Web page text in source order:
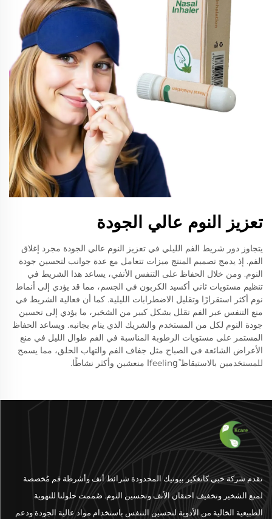
تعزيز النوم عالي الجودة
يتجاوز دور شريط الفم الليلي في تعزيز النوم عالي الجودة مجرد إغلاق
الفم. إذ يدمج تصميم المنتج ميزات تتعامل مع عدة جوانب لتحسين جودة
النوم. ومن خلال الحفاظ على التنفس الأنفي، يساعد هذا الشريط في
تنظيم مستويات ثاني أكسيد الكربون في الجسم، مما قد يؤدي إلى أنماط
نوم أكثر استقرارًا وتقليل الاضطرابات الليلية. كما أن فعالية الشريط في
منع التنفس عبر الفم تقلل بشكل كبير من الشخير، ما يؤدي إلى تحسين
جودة النوم لكل من المستخدم والشريك الذي ينام بجانبه. ويساعد الحفاظ
المستمر على مستويات الرطوبة المناسبة في الفم طوال الليل في منع
الأعراض الشائعة في الصباح مثل جفاف الفم والتهاب الحلق، مما يسمح
للمستخدمين بالاستيقاظ feelingًا منعشين وأكثر نشاطًا.
تقدم شركة خبي كانغكير بيوتيك المحدودة شرائط أنف وأشرطة فم مُخصصة
لمنع الشخير وتخفيف احتقان الأنف وتحسين النوم. صُممت حلولنا للتهوية
الطبيعية الخالية من الأدوية لتحسين التنفس باستخدام مواد عالية الجودة ودعم